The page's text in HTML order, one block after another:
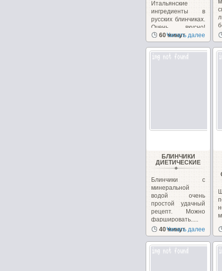
Итальянские
ингредиенты в
русских блинчиках.
Очень вкусно!
Необычно, на
сайте...
60 минут
Читать далее
БЛИНЧИКИ
ДИЕТИЧЕСКИЕ
Блинчики с
минеральной
водой очень
простой удачный
рецепт. Можно
фаршировать.....
40 минут
Читать далее